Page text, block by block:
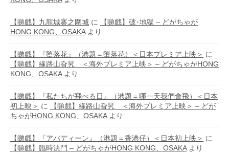
【睇戲】九龍城寨之圍城 に
【睇戲】破･地獄 – どがちゃが
HONG KONG、OSAKAより
【睇戲】『堕落花』（港題＝墮落花）＜日本プレミア上映＞ に
【睇戲】緣路山旮旯 ＜海外プレミア上映＞ – どがちゃがHONG
KONG、OSAKAより
【睇戲】『私たちが飛べる日』（港題＝哪一天我們會飛）＜日本
初上映＞ に
【睇戲】緣路山旮旯 ＜海外プレミア上映＞ – どが
ちゃがHONG KONG、OSAKAより
【睇戲】『アバディーン』（港題＝香港仔）＜日本初上映＞ に
【睇戲】臨時決鬥 – どがちゃがHONG KONG、OSAKAより